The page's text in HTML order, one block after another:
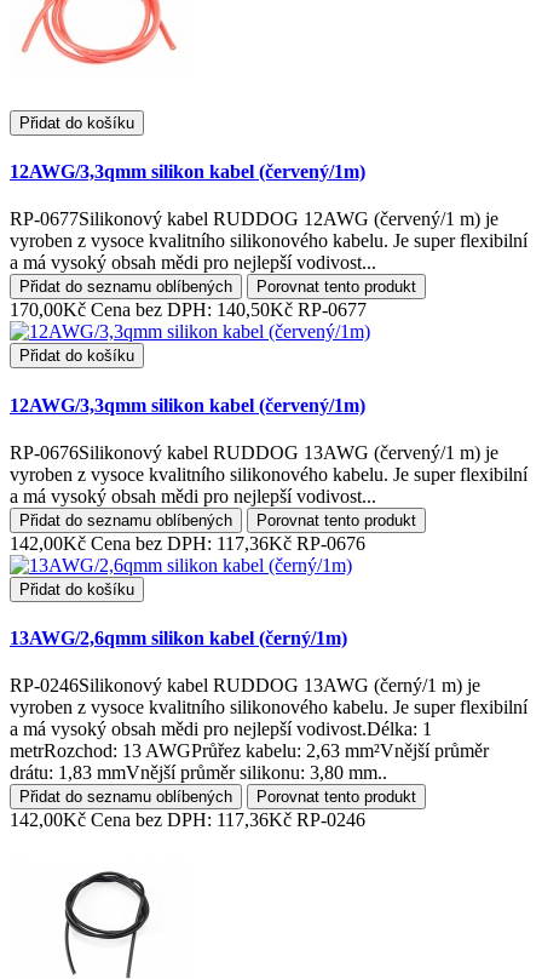
Přidat do košíku
12AWG/3,3qmm silikon kabel (červený/1m)
RP-0677Silikonový kabel RUDDOG 12AWG (červený/1 m) je
vyroben z vysoce kvalitního silikonového kabelu. Je super flexibilní
a má vysoký obsah mědi pro nejlepší vodivost...
Přidat do seznamu oblíbených Porovnat tento produkt
170,00Kč Cena bez DPH: 140,50Kč RP-0677
Přidat do košíku
12AWG/3,3qmm silikon kabel (červený/1m)
RP-0676Silikonový kabel RUDDOG 13AWG (červený/1 m) je
vyroben z vysoce kvalitního silikonového kabelu. Je super flexibilní
a má vysoký obsah mědi pro nejlepší vodivost...
Přidat do seznamu oblíbených Porovnat tento produkt
142,00Kč Cena bez DPH: 117,36Kč RP-0676
Přidat do košíku
13AWG/2,6qmm silikon kabel (černý/1m)
RP-0246Silikonový kabel RUDDOG 13AWG (černý/1 m) je
vyroben z vysoce kvalitního silikonového kabelu. Je super flexibilní
a má vysoký obsah mědi pro nejlepší vodivost.Délka: 1
metrRozchod: 13 AWGPrůřez kabelu: 2,63 mm²Vnější průměr
drátu: 1,83 mmVnější průměr silikonu: 3,80 mm..
Přidat do seznamu oblíbených Porovnat tento produkt
142,00Kč Cena bez DPH: 117,36Kč RP-0246